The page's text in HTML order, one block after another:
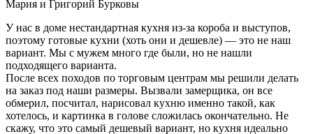
Мария и Григорий Бурковы
У нас в доме нестандартная кухня из-за короба и выступов,
поэтому готовые кухни (хоть они и дешевле) — это не наш
вариант. Мы с мужем много где были, но не нашли
подходящего варианта.
После всех походов по торговым центрам мы решили делать
на заказ под наши размеры. Вызвали замерщика, он все
обмерил, посчитал, нарисовал кухню именно такой, как
хотелось, и картинка в голове сложилась окончательно. Не
скажу, что это самый дешевый вариант, но кухня идеально